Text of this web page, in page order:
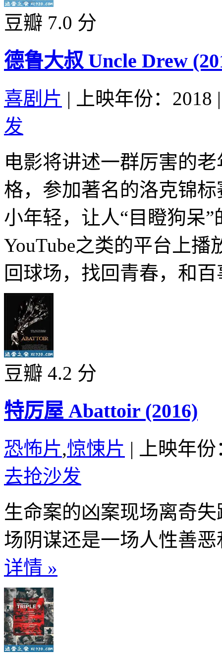
豆瓣 7.0 分
德鲁大叔 Uncle Drew
喜剧片 | 上映年份：2018 |
发
电影将讲述一群厉害的
格，参加著名的洛克锦
小年轻，让人“目瞪狗呆
YouTube之类的平台上
回球场，找回青春，和
豆瓣 4.2 分
特厉屋 Abattoir (2016)
恐怖片,惊悚片 |
上映年
去抢沙发
生命案的凶案现场离奇
场阴谋还是一场人性善
详情 »